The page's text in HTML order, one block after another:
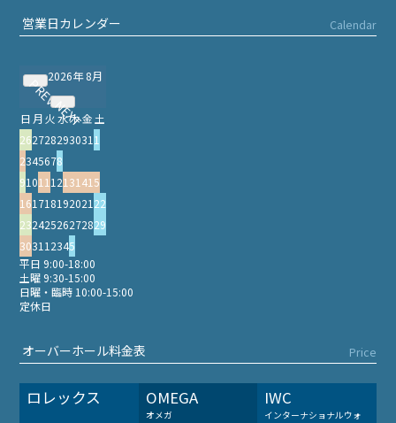
営業日カレンダー
Calendar
PREV
2026年 8月
NEXT
日 月 火 水木金 土
262728293031 1
2345678
91011 12131415
161718192021 22
23242526272829
3031 1 2345
平日 9:00-18:00
土曜 9:30-15:00
日曜・臨時 10:00-15:00
定休日
オーバーホール料金表 Price
ロレックス OMEGA
オメガ
IWC
インターナショナルウォ